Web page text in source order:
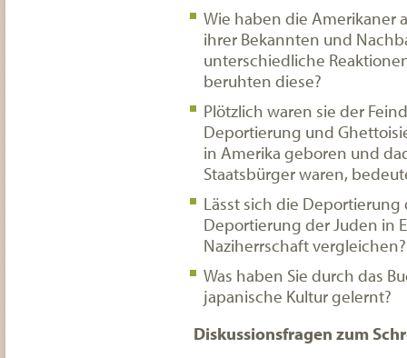
Wie haben die Amerikaner
ihrer Bekannten und
unterschiedliche
beruhten diese?
Plötzlich waren sie der
Deportierung und
in Amerika geboren und
Staatsbürger waren,
Lässt sich die
Deportierung der Juden in
Naziherrschaft vergleichen?
Was haben Sie durch das
japanische Kultur gelernt?
Diskussionsfragen zum